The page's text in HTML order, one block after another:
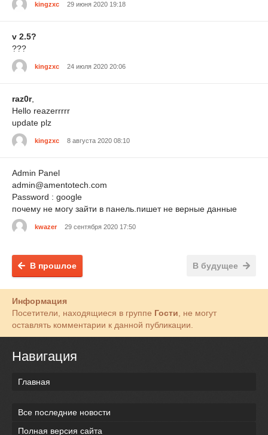
kingzxc 29 июня 2020 19:18
v 2.5?
???
kingzxc 24 июля 2020 20:06
raz0r,
Hello reazerrrrr
update plz
kingzxc 8 августа 2020 08:10
Admin Panel
admin@amentotech.com
Password : google
почему не могу зайти в панель.пишет не верные данные
kwazer 29 сентября 2020 17:50
В будущее
В прошлое
Информация
Посетители, находящиеся в группе Гости, не могут
оставлять комментарии к данной публикации.
Навигация
Главная
Все последние новости
Полная версия сайта